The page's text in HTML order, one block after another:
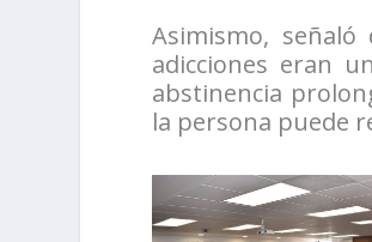
Asimismo,
adicciones eran
abstinencia
la persona puede